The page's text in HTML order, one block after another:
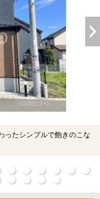
ったシンプルで飽きのこな